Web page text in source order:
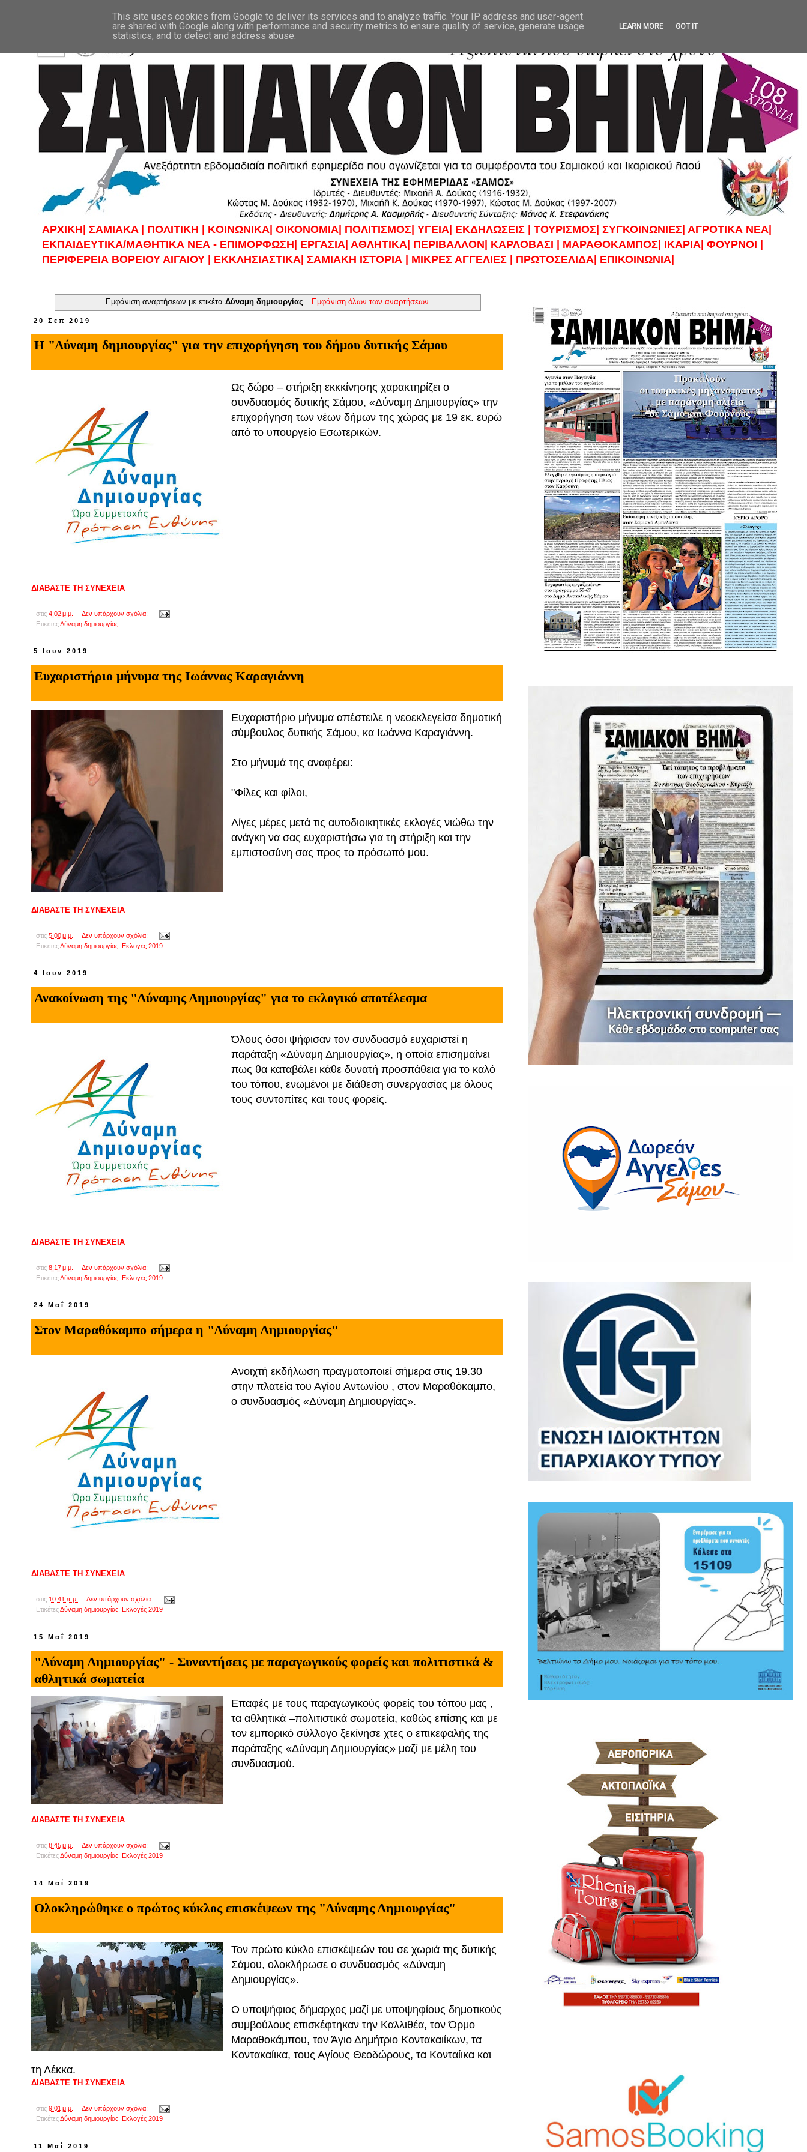
ΑΡΧΙΚΗ| ΣAMIAKA | ΠΟΛΙΤΙΚΗ | KOINΩΝΙΚΑ| ΟΙΚΟΝΟΜΙΑ| ΠΟΛΙΤΙΣΜΟΣ| ΥΓΕΙΑ| ΕΚΔΗΛΩΣΕΙΣ | ΤΟΥΡΙΣΜΟΣ| ΣΥΓΚΟΙΝΩΝΙΕΣ| ΑΓΡΟΤΙΚΑ ΝΕΑ|
ΕΚΠΑΙΔΕΥΤΙΚΑ/ΜΑΘΗΤΙΚΑ ΝΕΑ - ΕΠΙΜΟΡΦΩΣΗ| ΕΡΓΑΣΙΑ| ΑΘΛΗΤΙΚΑ| ΠΕΡΙΒΑΛΛΟΝ| ΚΑΡΛΟΒΑΣΙ | ΜΑΡΑΘΟΚΑΜΠΟΣ| ΙΚΑΡΙΑ| ΦΟΥΡΝΟΙ |
ΠΕΡΙΦΕΡΕΙΑ ΒΟΡΕΙΟΥ ΑΙΓΑΙΟΥ |
ΕΚΚΛΗΣΙΑΣΤΙΚΑ| ΣΑΜΙΑΚΗ ΙΣΤΟΡΙΑ | ΜΙΚΡΕΣ ΑΓΓΕΛΙΕΣ | ΠΡΩΤΟΣΕΛΙΔΑ| ΕΠΙΚΟΙΝΩΝΙΑ|
Εμφάνιση αναρτήσεων με ετικέταΔύναμη δημιουργίας Εμφάνιση όλων των αναρτήσεων
20 Σεπ 2019
Η "Δύναμη δημιουργίας" για την επιχορήγηση του δήμου δυτικής Σάμου
Ως δώρο – στήριξη εκκκίνησης χαρακτηρίζει ο
συνδυασμός δυτικής Σάμου, «Δύναμη Δημιουργίας» την
επιχορήγηση των νέων δήμων της χώρας με 19 εκ. ευρώ
από το υπουργείο Εσωτερικών.
ΔΙΑΒΑΣΤΕ ΤΗ ΣΥΝΕΧΕΙΑ
στις 4:02 μ.μ.
Δεν υπάρχουν σχόλια:
ΕτικέτεςΔύναμη δημιουργίας
5 Ιουν 2019
Ευχαριστήριο μήνυμα της Ιωάννας Καραγιάννη
Ευχαριστήριο μήνυμα απέστειλε η νεοεκλεγείσα δημοτική
σύμβουλος δυτικής Σάμου, κα Ιωάννα Καραγιάννη.
Στο μήνυμά της αναφέρει:
"Φίλες και φίλοι,
Λίγες μέρες μετά τις αυτοδιοικητικές εκλογές νιώθω την
ανάγκη να σας ευχαριστήσω για τη στήριξη και την
εμπιστοσύνη σας προς τοπρόσωπό μου.
ΔΙΑΒΑΣΤΕ ΤΗ ΣΥΝΕΧΕΙΑ
στις 5:00 μ.μ.
Δεν υπάρχουν σχόλια:
ΕτικέτεςΔύναμη δημιουργίας Εκλογές 2019
4 Ιουν 2019
Ανακοίνωση της "Δύναμης Δημιουργίας" για το εκλογικό αποτέλεσμα
Όλους όσοι ψήφισαν τον συνδυασμό ευχαριστεί η
παράταξη «Δύναμη Δημιουργίας», η οποία επισημαίνει
πως θα καταβάλει κάθε δυνατή προσπάθεια για το καλό
του τόπου, ενωμένοι με διάθεση συνεργασίας με όλους
τους συντοπίτες και τους φορείς.
ΔΙΑΒΑΣΤΕ ΤΗ ΣΥΝΕΧΕΙΑ
στις 8:17 μ.μ.
Δεν υπάρχουν σχόλια:
ΕτικέτεςΔύναμη δημιουργίας Εκλογές 2019
24 Μαΐ 2019
Στον Μαραθόκαμπο σήμερα η "Δύναμη Δημιουργίας"
Ανοιχτή εκδήλωση πραγματοποιεί σήμερα στις 19.30
στην πλατεία του Αγίου Αντωνίου , στον Μαραθόκαμπο,
ο συνδυασμός «Δύναμη Δημιουργίας».
ΔΙΑΒΑΣΤΕ ΤΗ ΣΥΝΕΧΕΙΑ
στις 10:41 π.μ.
Δεν υπάρχουν σχόλια:
ΕτικέτεςΔύναμη δημιουργίας, Εκλογές 2019
15 Μαΐ 2019
"Δύναμη Δημιουργίας" - Συναντήσεις με παραγωγικούς φορείς και πολιτιστικά &
αθλητικά σωματεία
Επαφές με τους παραγωγικούς φορείς του τόπου μας ,
τα αθλητικά –πολιτιστικά σωματεία, καθώς επίσης και με
τον εμπορικό σύλλογο ξεκίνησε χτες ο επικεφαλής της
παράταξης «Δύναμη Δημιουργίας» μαζί με μέλη του
συνδυασμού.
ΔΙΑΒΑΣΤΕ ΤΗ ΣΥΝΕΧΕΙΑ
στις 8:45 μ.μ.
Δεν υπάρχουν σχόλια:
ΕτικέτεςΔύναμη δημιουργίας Εκλογές 2019
14 Μαΐ 2019
Ολοκληρώθηκε ο πρώτος κύκλος επισκέψεων της "Δύναμης Δημιουργίας"
Τον πρώτο κύκλο επισκέψεών του σε χωριά της δυτικής
Σάμου, ολοκλήρωσε ο συνδυασμός «Δύναμη
Δημιουργίας».
Ο υποψήφιος δήμαρχος μαζί με υποψηφίους δημοτικούς
συμβούλους επισκέφτηκαν την Καλλιθέα, τον Όρμο
Μαραθοκάμπου, τον Άγιο Δημήτριο Κοντακαιίκων, τα
Κοντακαίικα, τους Αγίους Θεοδώρους, τα Κονταίικα και
τη Λέκκα.
ΔΙΑΒΑΣΤΕ ΤΗ ΣΥΝΕΧΕΙΑ
στις 9:01 μ.μ.
Δεν υπάρχουν σχόλια:
ΕτικέτεςΔύναμη δημιουργίας Εκλογές 2019
11 Μαΐ 2019
This site uses cookies from Google to deliver its services and to analyze traffic. Your IP address and user-agent
are shared with Google along with performance and security metrics to ensure quality of service, generate usage
statistics, and to detect and address abuse.
LEARN MORE GOT IT